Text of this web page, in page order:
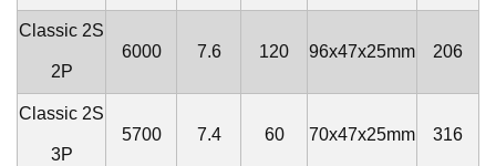
Classic 2S
2P
6000 7.6 120 96x47x25mm 206
Classic 2S
3P
5700 7.4 60 70x47x25mm 316